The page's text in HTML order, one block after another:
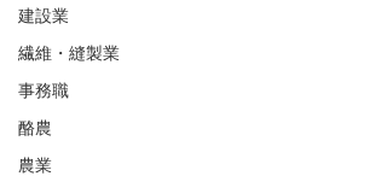
建設業
繊維・縫製業
事務職
酪農
農業